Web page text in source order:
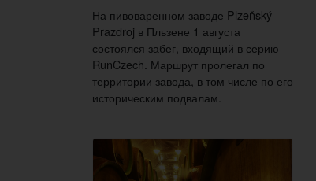
На пивоваренном заводе Plzeňský
Prazdroj в Пльзене 1 августа
состоялся забег, входящий в серию
RunCzech. Маршрут пролегал по
территории завода, в том числе по его
историческим подвалам.